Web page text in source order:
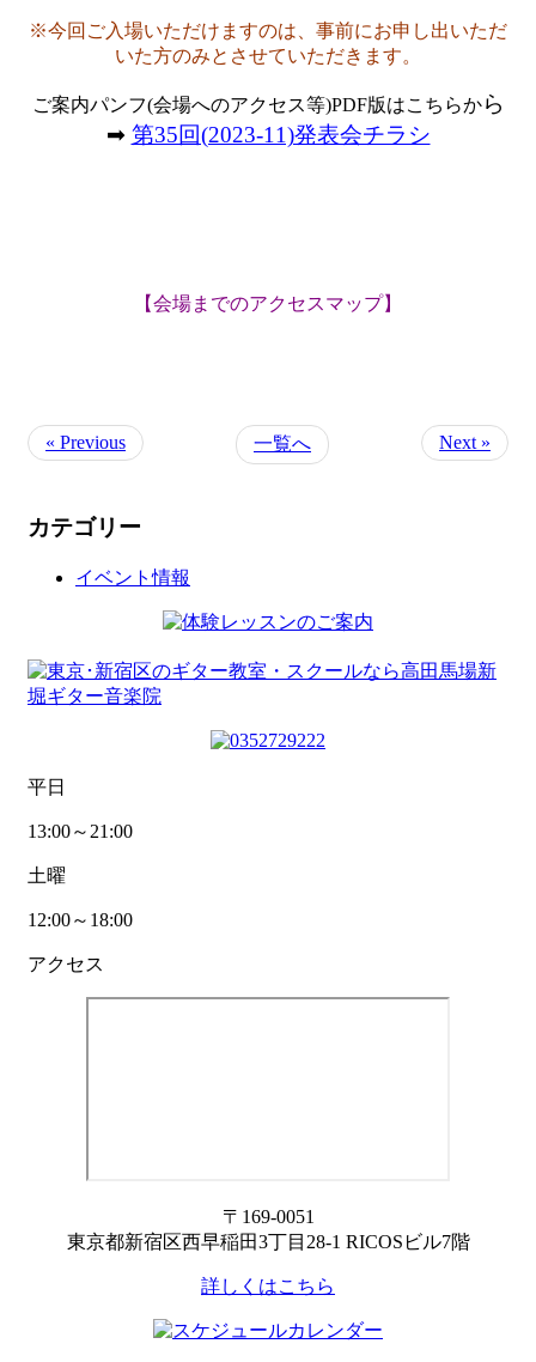
※今回ご入場いただけますのは、事前にお申し出いただ
いた方のみとさせていただきます。
ご案内パンフ(会場へのアクセス等)PDF版はこちらから
➡ 第35回(2023-11)発表会チラシ
【会場までのアクセスマップ】
« Previous 一覧へ Next »
カテゴリー
イベント情報
平日
13:00～21:00
土曜
12:00～18:00
アクセス
〒169-0051
東京都新宿区西早稲田3丁目28-1 RICOSビル7階
詳しくはこちら